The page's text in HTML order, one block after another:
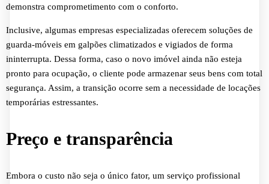
demonstra comprometimento com o conforto.
Inclusive, algumas empresas especializadas oferecem soluções de
guarda-móveis em galpões climatizados e vigiados de forma
ininterrupta. Dessa forma, caso o novo imóvel ainda não esteja
pronto para ocupação, o cliente pode armazenar seus bens com total
segurança. Assim, a transição ocorre sem a necessidade de locações
temporárias estressantes.
Preço e transparência
Embora o custo não seja o único fator, um serviço profissional